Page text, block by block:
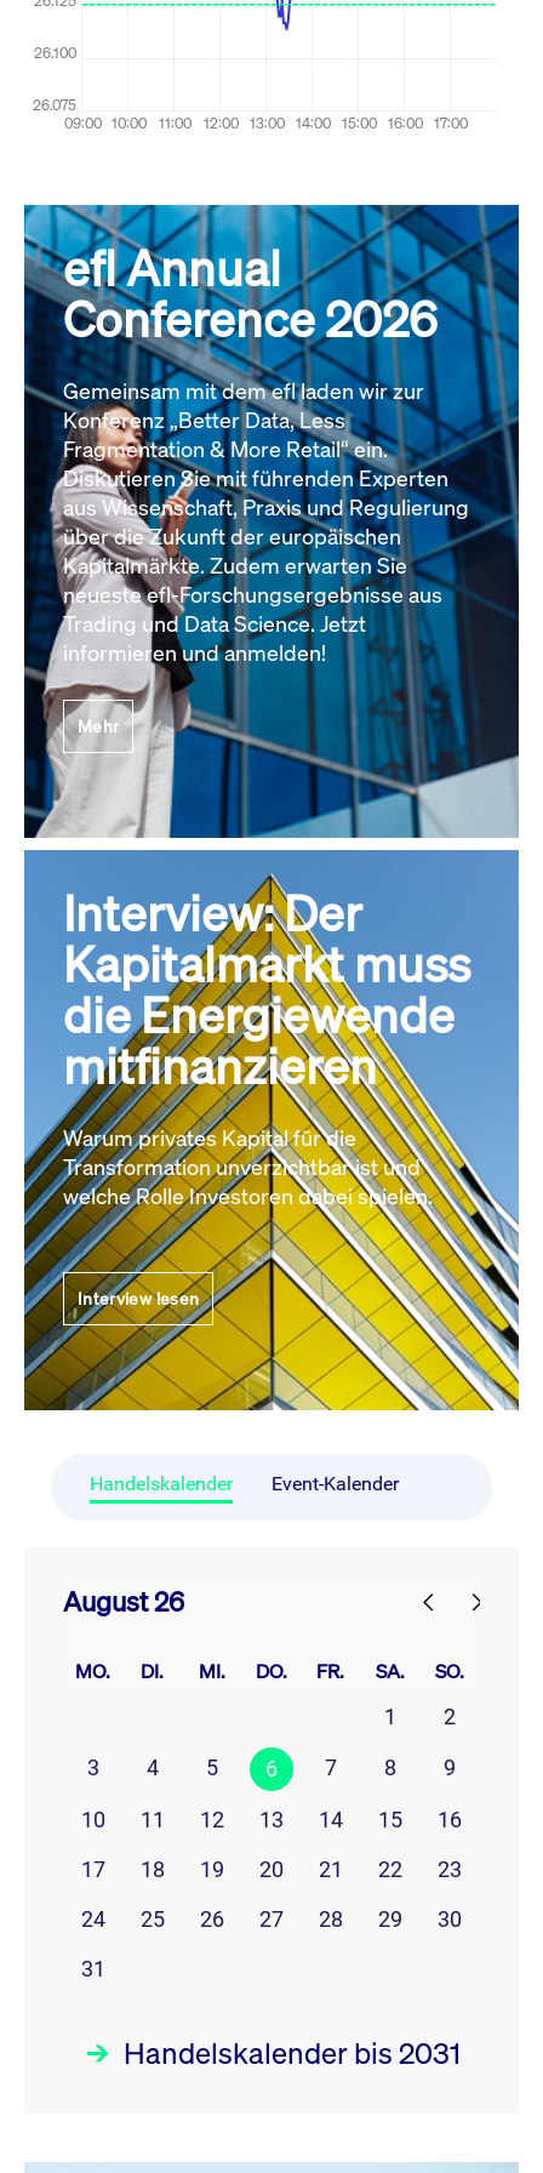
efl Annual
Conference 2026
Gemeinsam mit dem efl laden wir zur
Konferenz „Better Data, Less
Fragmentation & More Retail“ ein.
Diskutieren Sie mit führenden Experten
aus Wissenschaft, Praxis und Regulierung
über die Zukunft der europäischen
Kapitalmärkte. Zudem erwarten Sie
neueste efl-Forschungsergebnisse aus
Trading und Data Science. Jetzt
informieren und anmelden!
Mehr
Interview: Der
Kapitalmarkt muss
die Energiewende
mitfinanzieren
Warum privates Kapital für die
Transformation unverzichtbar ist und
welche Rolle Investoren dabei spielen.
Interview lesen
Handelskalender Event-Kalender
August 26
MO. DI. MI. DO. FR. SA. SO.
1
2
3
4 5 6 7 8 9
10 11 12 13 14 15
16
17
18 19 20 21 22
23
24
25 26 27 28 29
30
31
Handelskalender bis 2031